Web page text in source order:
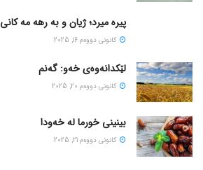
پیره میرد؛ ژیان و به رهه مه کانی
كانونی دووه‌م 16, 2025
لێکدانەوەی خەو: گەنم
كانونی دووه‌م 20, 2025
بینینی خورما لە خەودا
كانونی دووه‌م 21, 2025